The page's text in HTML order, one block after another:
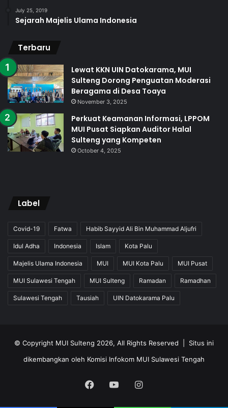
July 25, 2019
Sejarah Majelis Ulama Indonesia
Terbaru
Lewat KKN UIN Datokarama, MUI
Sulteng Dorong Penguatan Moderasi
Beragama di Desa Toaya
November 3, 2025
Perkuat Keamanan Informasi, LPPOM
MUI Pusat Siapkan Auditor Halal
Sulteng yang Kompeten
October 4, 2025
Label
Covid-19 Fatwa Habib Sayyid Ali Bin Muhammad Aljufri
Idul Adha Indonesia Islam Kota Palu
Majelis Ulama Indonesia MUI MUI Kota Palu MUI Pusat
MUI Sulawesi Tengah MUI Sulteng Ramadan Ramadhan
Sulawesi Tengah Tausiah UIN Datokarama Palu
© Copyright MUI Sulteng 2026, All Rights Reserved | Situs ini
dikembangkan oleh Komisi Infokom MUI Sulawesi Tengah
Facebook
YouTubeInstagram